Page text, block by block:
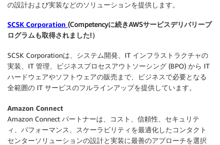
の設計および実装などのソリューションを提供します。
SCSK Corporation (Competencyに続きAWSサービスデリバリープ
ログラムも取得されました!）
SCSK Corporationは、システム開発、IT インフラストラクチャの
実装、IT 管理、ビジネスプロセスアウトソーシング (BPO) から IT
ハードウェアやソフトウェアの販売まで、ビジネスで必要となる
全範囲の IT サービスのフルラインアップを提供しています。
Amazon Connect
Amazon Connect パートナーは、コスト、信頼性、セキュリテ
ィ、パフォーマンス、スケーラビリティを最適化したコンタクト
センターソリューションの設計と実装に最善のアプローチを選択